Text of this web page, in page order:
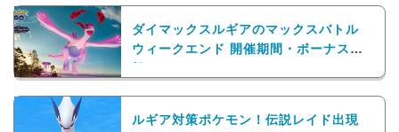
ダイマックスルギアのマックスバトル
ウィークエンド 開催期間・ボーナス情
ルギア対策ポケモン！伝説レイド出現